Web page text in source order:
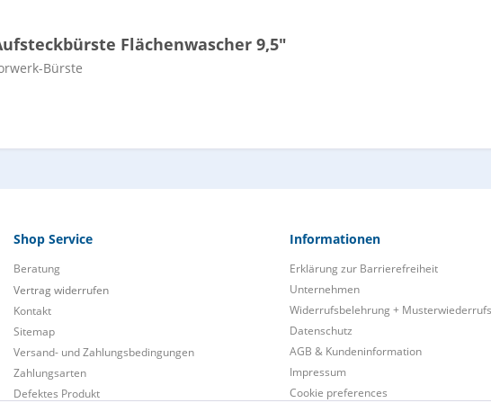
Flächenwascher 9,5"
Bürste
Shop Service
Beratung
Vertrag widerrufen
Kontakt
Sitemap
Versand- und Zahlungsbedingungen
Zahlungsarten
Defektes Produkt
Informationen
Erklärung zur Barrierefreiheit
Unternehmen
Widerrufsbelehrung +
Datenschutz
AGB & Kundeninformation
Impressum
Cookie preferences